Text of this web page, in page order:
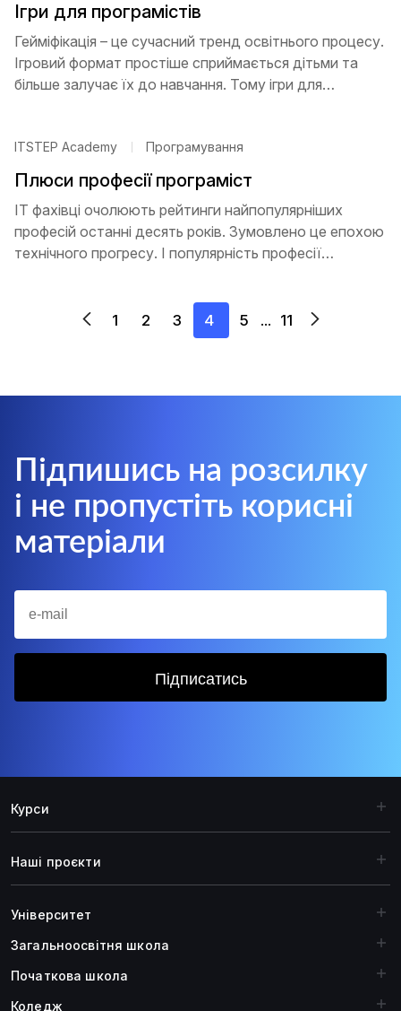
Ігри для програмістів
Гейміфікація – це сучасний тренд освітнього процесу.
Ігровий формат простіше сприймається дітьми та
більше залучає їх до навчання. Тому ігри для
ITSTEP Academy Програмування
Плюси професії програміст
IT фахівці очолюють рейтинги найпопулярніших
професій останні десять років. Зумовлено це епохою
технічного прогресу. І популярність професії
1 2 3 4 5 ... 11
Підпишись на розсилку
і не пропустіть корисні
матеріали
Підписатись
Курси
Наші проєкти
Університет
Загальноосвiтня школа
Початкова школа
Коледж